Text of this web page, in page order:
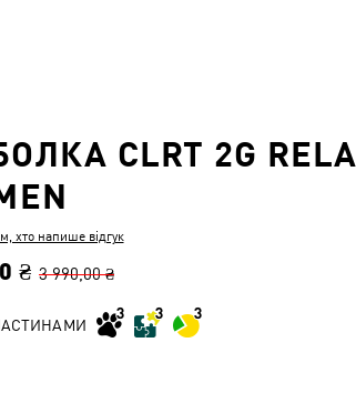
CLRT 2G
хто напише відгук
₴ 3 990,00 ₴